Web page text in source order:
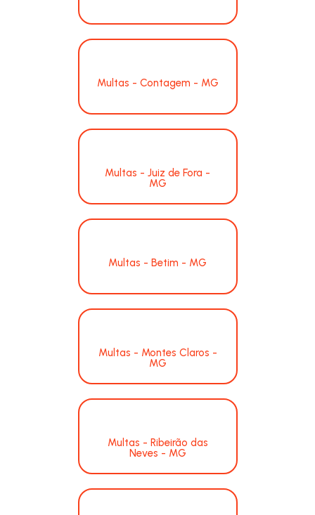
Multas - Contagem - MG
Multas - Juiz de Fora -
MG
Multas - Betim - MG
Multas - Montes Claros -
MG
Multas - Ribeirão das
Neves - MG